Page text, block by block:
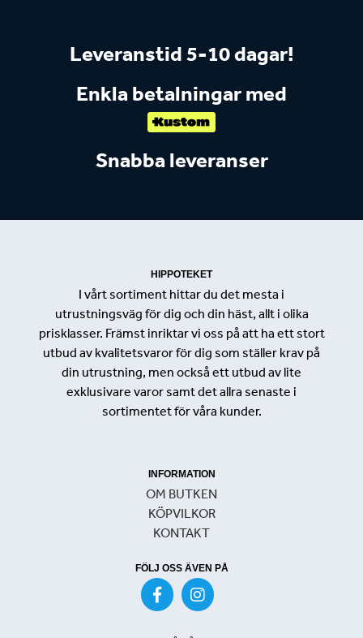
Leveranstid 5-10 dagar!
Enkla betalningar med
Snabba leveranser
HIPPOTEKET
I vårt sortiment hittar du det mesta i
utrustningsväg för dig och din häst, allt i olika
prisklasser. Främst inriktar vi oss på att ha ett stort
utbud av kvalitetsvaror för dig som ställer krav på
din utrustning, men också ett utbud av lite
exklusivare varor samt det allra senaste i
sortimentet för våra kunder.
INFORMATION
OM BUTKEN
KÖPVILKOR
KONTAKT
FÖLJ OSS ÄVEN PÅ